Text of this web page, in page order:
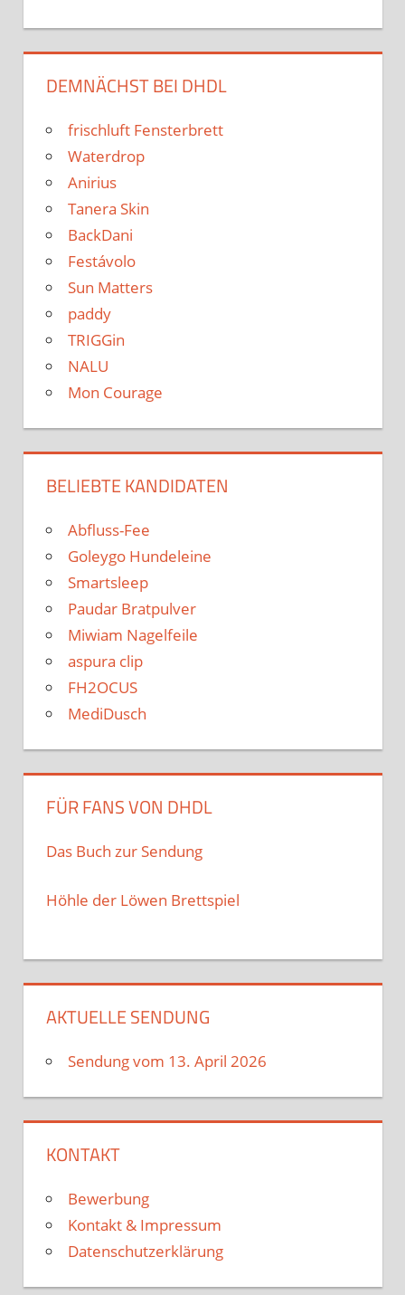
DEMNÄCHST BEI DHDL
frischluft Fensterbrett
Waterdrop
Anirius
Tanera Skin
BackDani
Festávolo
Sun Matters
paddy
TRIGGin
NALU
Mon Courage
BELIEBTE KANDIDATEN
Abfluss-Fee
Goleygo Hundeleine
Smartsleep
Paudar Bratpulver
Miwiam Nagelfeile
aspura clip
FH2OCUS
MediDusch
FÜR FANS VON DHDL
Das Buch zur Sendung
Höhle der Löwen Brettspiel
AKTUELLE SENDUNG
Sendung vom 13. April 2026
KONTAKT
Bewerbung
Kontakt & Impressum
Datenschutzerklärung